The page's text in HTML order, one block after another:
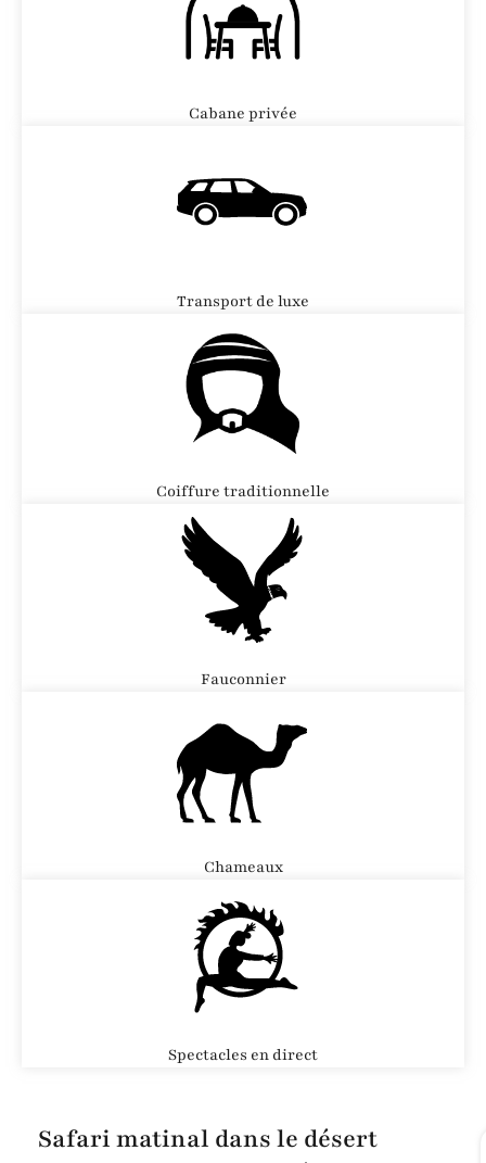
Cabane privée
Transport de luxe
Coiffure traditionnelle
Fauconnier
Chameaux
Spectacles en direct
Safari matinal dans le désert